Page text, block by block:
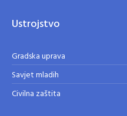
Ustrojstvo
Gradska uprava
Savjet mladih
Civilna zaštita